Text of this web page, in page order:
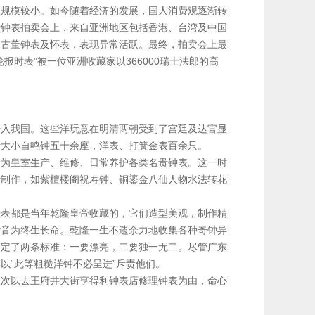
模较小。如今随着经济的发展，国人消费观逐渐转
表拍卖会上，来自亚洲地区包括香港、台湾及中国
董钟表及怀表，表现异常活跃。最终，拍卖会上最
时表”被一位亚洲收藏家以366000瑞士法郎的高
我国。这些洋玩意在明清两朝受到了宫廷及达官显
小自鸣钟五十余座，洋表、打簧金表百余只。
皇室生产、维修、日常养护各类名贵钟表。这一时
作，如紫檀楼阁祝寿钟、铜鎏金八仙人物水法转花
都是当年乾隆皇帝收藏的，它们造型美观，制作精
为终生长命。乾隆一生不遗余力地收集各种奇钟异
了两条标准：一要漂亮，二要独一无二。尽管广东
此等粗糙洋钟不必呈进”斥责他们。
以去王府井大街亨得利钟表店修理钟表为由，命心